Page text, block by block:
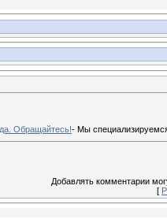
Обращайтесь!- Мы
Добавлять комментарии
[